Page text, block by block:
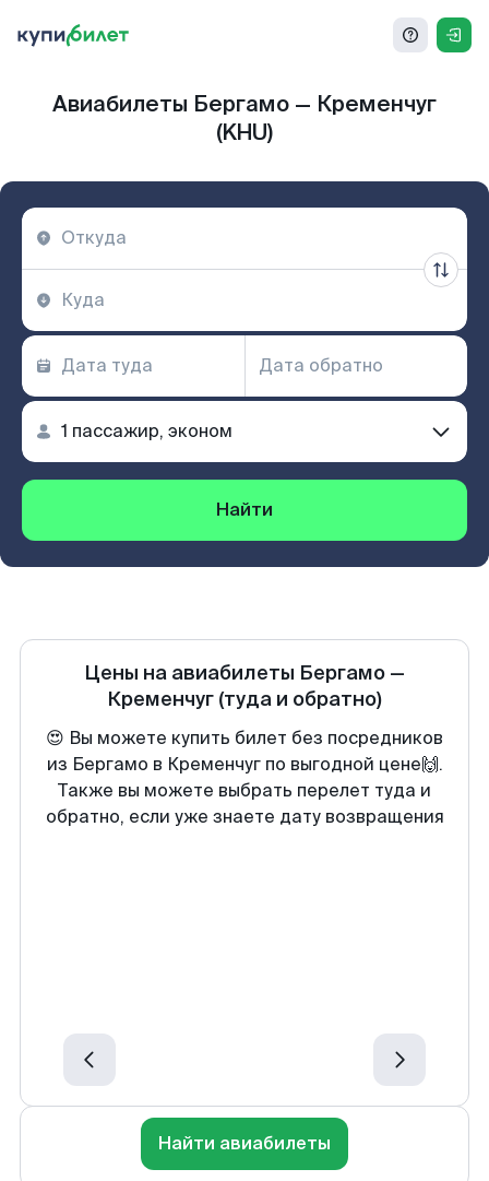
Авиабилеты Бергамо — Кременчуг
(KHU)
Найти
Цены на авиабилеты Бергамо —
Кременчуг (туда и обратно)
😍 Вы можете купить билет без посредников
из Бергамо в Кременчуг по выгодной цене🙌.
Также вы можете выбрать перелет туда и
обратно, если уже знаете дату возвращения
Найти авиабилеты